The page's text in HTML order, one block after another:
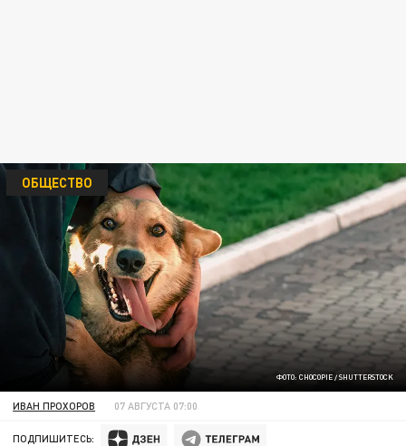
ФОТО: CHOCOPIE / SHUTTERSTOCK
ОБЩЕСТВО
ИВАН ПРОХОРОВ 07 АВГУСТА 07:00
ПОДПИШИТЕСЬ: